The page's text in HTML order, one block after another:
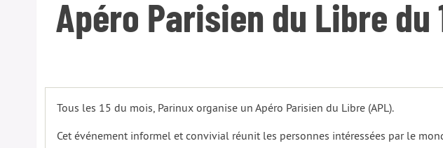
Apéro Parisien du Libre
Tous les 15 du mois, Parinux organise un Apéro Parisien du Libre (APL).
Cet événement informel et convivial réunit les personnes intéressées par le